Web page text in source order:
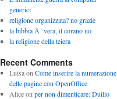
generici
religione organizzata? no grazie
la bibbia Ã¨ vera, il corano no
la religione della teiera
Recent Comments
Luisaon Come inserire la numerazione
delle pagine con OpenOffice
Aliceon per non dimenticare: Duilio